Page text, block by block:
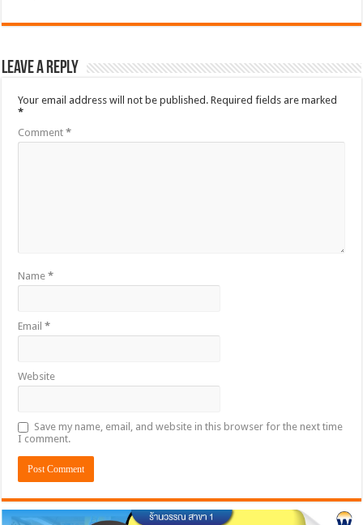
Leave a Reply
Your email address will not be published. Required fields are marked
*
Comment*
Name*
Email*
Website
Save my name, email, and website in this browser for the next time
I comment.